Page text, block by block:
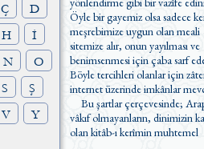
Ç
D
H
İ
N
O
S
Ş
V
Y
Öyle bir gayemiz olsa sadece
meşrebimize uygun olan meali
sitemize alır, onun yayılması ve
benimsenmesi için çaba sarf
Böyle tercihleri olanlar için
internet üzerinde imkânlar
Bu şartlar çerçevesinde;
vâkıf olmayanların, dinimizin kaynağı
olan kitâb-ı kerîmin muhtemel